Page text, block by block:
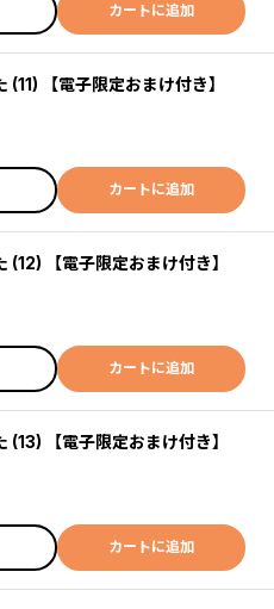
カートに追加
【電子限定おまけ付き】
カートに追加
(12) 【電子限定おまけ付き】
カートに追加
(13) 【電子限定おまけ付き】
カートに追加